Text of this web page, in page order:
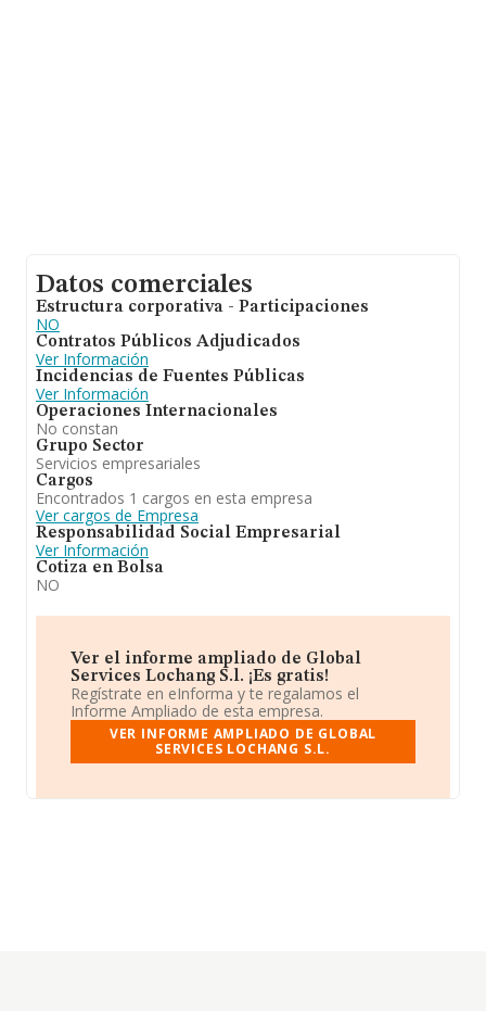
Datos comerciales
Estructura corporativa - Participaciones
NO
Contratos Públicos Adjudicados
Ver Información
Incidencias de Fuentes Públicas
Ver Información
Operaciones Internacionales
No constan
Grupo Sector
Servicios empresariales
Cargos
Encontrados 1 cargos en esta empresa
Ver cargos de Empresa
Responsabilidad Social Empresarial
Ver Información
Cotiza en Bolsa
NO
Ver el informe ampliado de Global
Services Lochang S.l. ¡Es gratis!
Regístrate en eInforma y te regalamos el
Informe Ampliado de esta empresa.
VER INFORME AMPLIADO DE GLOBAL
SERVICES LOCHANG S.L.